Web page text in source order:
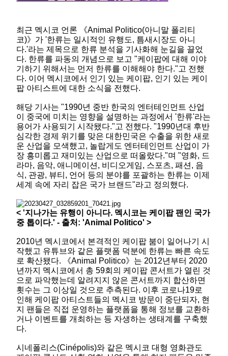
최근 멕시코 언론 《Animal Politico(아니말 폴리티
코)》가 '한류는 일시적인 유행도, 틈새시장도 아니
다.'라는 제목으로 한류 분석을 기사화해 눈길을 끌었
다. 한류를 파동의 개념으로 보고 "케이팝에 대해 이야
기하기 위해서는 먼저 한류를 이해해야 한다."고 전했
다. 이어 멕시코에서 인기 있는 케이팝, 인기 있는 케이
팝 아티스트에 대한 소식을 전했다.
해당 기사는 "1990년 중반 한국의 엔터테인먼트 산업
이 중국에 미치는 영향을 설명하는 과정에서 '한류'라는
용어가 사용되기 시작됐다."고 전했다. "1990년대 후반
심각한 경제 위기를 맞은 대한민국은 수출을 위한 새로
운 산업을 모색했고, 놀랍게도 엔터테인먼트 산업이 가
장 흥미롭고 재미있는 산업으로 떠올랐다."며 "영화, 드
라마, 음악, 애니메이션, 비디오게임, 스포츠, 패션, 음
식, 관광, 뷰티, 언어 등의 분야를 포괄하는 한류는 이제
세계 속에 자리 잡은 국가 브랜드"라고 정의했다.
< '지나가는 유행이 아니다. 멕시코는 케이팝 팬인 국가
중 톱이다.' - 출처: 'Animal Politico' >
2010년 멕시코에서 본격적인 케이팝 붐이 일어나기 시
작했고 유튜브와 같은 플랫폼 덕분에 한류는 빠른 속도
로 확산됐다. 《Animal Politico》는 2012년부터 2020
년까지 멕시코에서 총 59회의 케이팝 콘서트가 열린 것
으로 파악했는데 알려지지 않은 콘서트까지 합산하면
횟수는 그 이상일 것으로 추측된다. 이후 코로나19로
인해 케이팝 아티스트들의 멕시코 방문이 중단되자, 현
지 팬들은 직접 운영하는 플랫폼을 통해 정보를 교환하
거나 이벤트를 개최하는 등 자생하는 생태계를 구축했
다.
시네폴리스(Cinépolis)와 같은 멕시코 대형 영화관도